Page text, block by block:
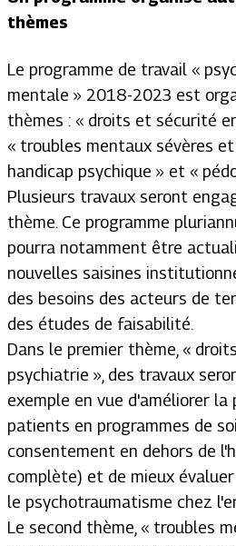
thèmes
Le programme de travail «
mentale » 2018-2023 est
thèmes : « droits et sécurité
« troubles mentaux sévères
handicap psychique » et «
Plusieurs travaux seront
thème. Ce programme
pourra notamment être
nouvelles saisines
des besoins des acteurs de
des études de faisabilité.
Dans le premier thème, «
psychiatrie », des travaux
exemple en vue d'améliorer la
patients en programmes de
consentement en dehors de
complète) et de mieux
le psychotraumatisme chez
Le second thème, « troubles